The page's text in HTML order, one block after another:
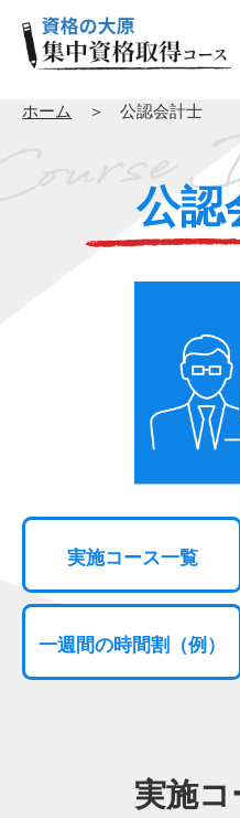
ホーム ＞ 公認会計士
公認
実施コース一覧
一週間の時間割（例）
実施